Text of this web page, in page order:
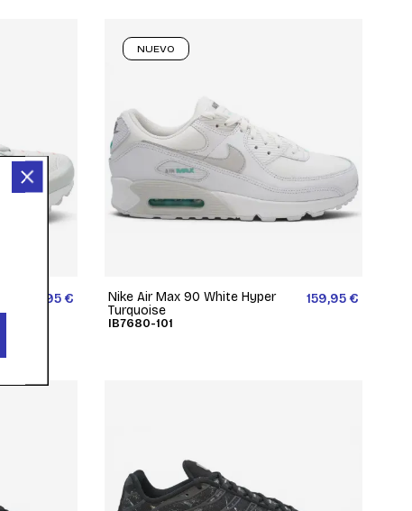
159,95 €
Nike Air Max 90 White Hyper
Turquoise
IB7680-101
159,95 €
NUEVO